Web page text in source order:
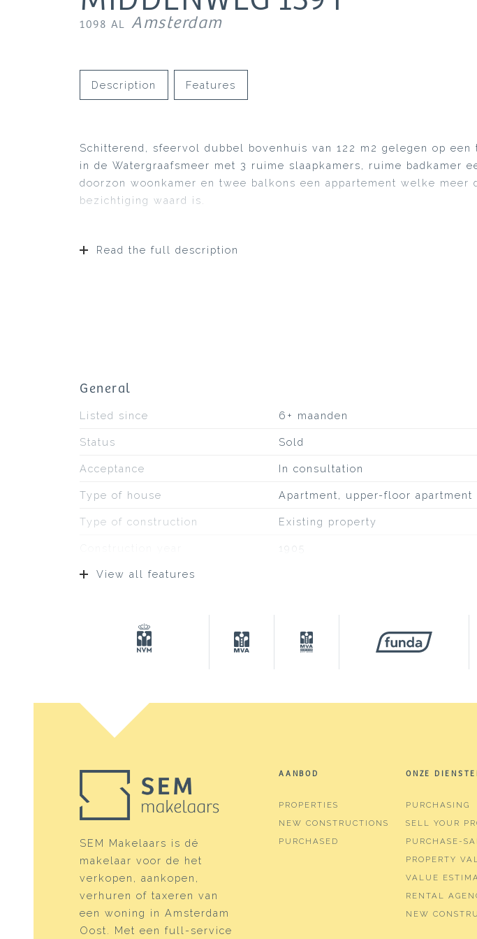
1098 AL Amsterdam
Description Features
Schitterend, sfeervol dubbel bovenhuis van 122 m2 gelegen op een
in de Watergraafsmeer met 3 ruime slaapkamers, ruime badkamer
doorzon woonkamer en twee balkons een appartement welke meer
bezichtiging waard is.
Read the full description
General
Listed since 6+ maanden
Status Sold
Acceptance In consultation
Type of house Apartment, upper-floor apartment
Type of construction Existing property
1905
Type of roof
Surfaces and volume
Capacity
Number of rooms
Number of bathrooms 1 bathroom
Bathroom amenities Shower, toilet, washbasin
Number of floors
Services French balcony, mechanical
Energy
View all features
SEM Makelaars is dé
makelaar voor de het
verkopen, aankopen,
verhuren of taxeren van
een woning in Amsterdam
Oost. Met een full-service
AANBOD
PROPERTIES
NEW CONSTRUCTIONS
PURCHASED
ONZE
PURCHASING
SELL YOUR
PURCHASE-
PROPERTY
VALUE
RENTAL
NEW